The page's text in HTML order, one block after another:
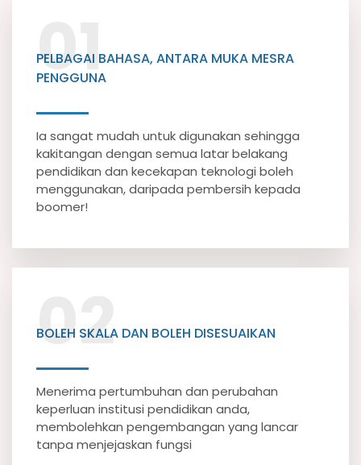
01
PELBAGAI BAHASA, ANTARA MUKA MESRA
PENGGUNA
Ia sangat mudah untuk digunakan sehingga
kakitangan dengan semua latar belakang
pendidikan dan kecekapan teknologi boleh
menggunakan, daripada pembersih kepada
boomer!
02
BOLEH SKALA DAN BOLEH DISESUAIKAN
Menerima pertumbuhan dan perubahan
keperluan institusi pendidikan anda,
membolehkan pengembangan yang lancar
tanpa menjejaskan fungsi